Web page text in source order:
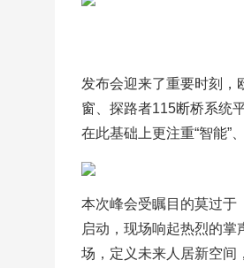
发布会迎来了重要时刻，
窗、探路者115断桥系统
在此基础上更注重“智能”
本次峰会受瞩目的莫过于
启动，现场响起热烈的掌
场，定义未来人居新空间